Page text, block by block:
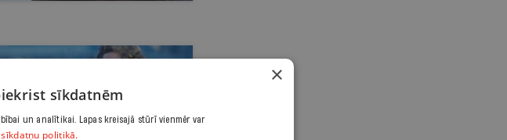
×
sīkdatnēm
un analītikai. Lapas kreisajā stūrī vienmēr var
sīkdatņu politikā.